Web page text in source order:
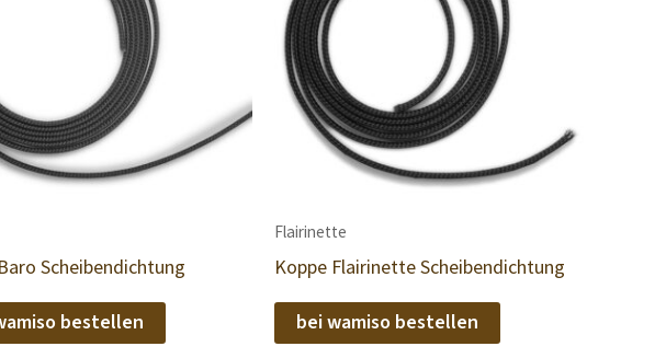
Scheibendichtung
bestellen
Flairinette
Koppe Flairinette Scheibendichtung
bei wamiso bestellen